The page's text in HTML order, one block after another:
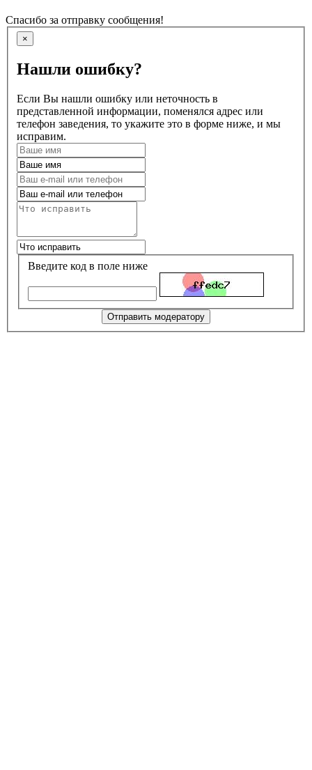
Спасибо за отправку сообщения!
×
Нашли ошибку?
Если Вы нашли ошибку или неточность в
представленной информации, поменялся адрес или
телефон заведения, то укажите это в форме ниже, и мы
исправим.
Введите код в поле ниже
Отправить модератору